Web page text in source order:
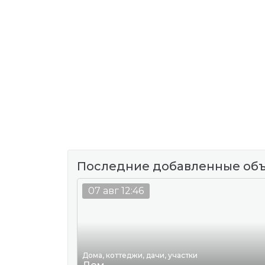
Последние добавленные
Дома, коттеджи, дачи, участки
07 авг 12:46